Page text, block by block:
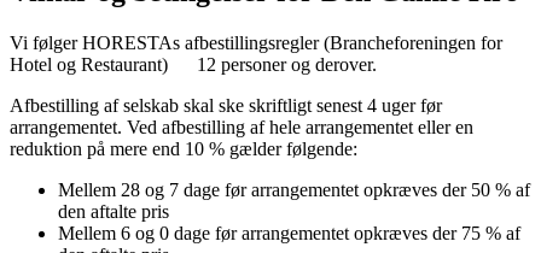
Vi følger HORESTAs afbestillingsregler (Brancheforeningen for
Hotel og Restaurant) ​ 12 personer og derover.
Afbestilling af selskab skal ske skriftligt senest 4 uger før
arrangementet. Ved afbestilling af hele arrangementet eller en
reduktion på mere end 10 % gælder følgende:
Mellem 28 og 7 dage før arrangementet opkræves der 50 % af
den aftalte pris
Mellem 6 og 0 dage før arrangementet opkræves der 75 % af